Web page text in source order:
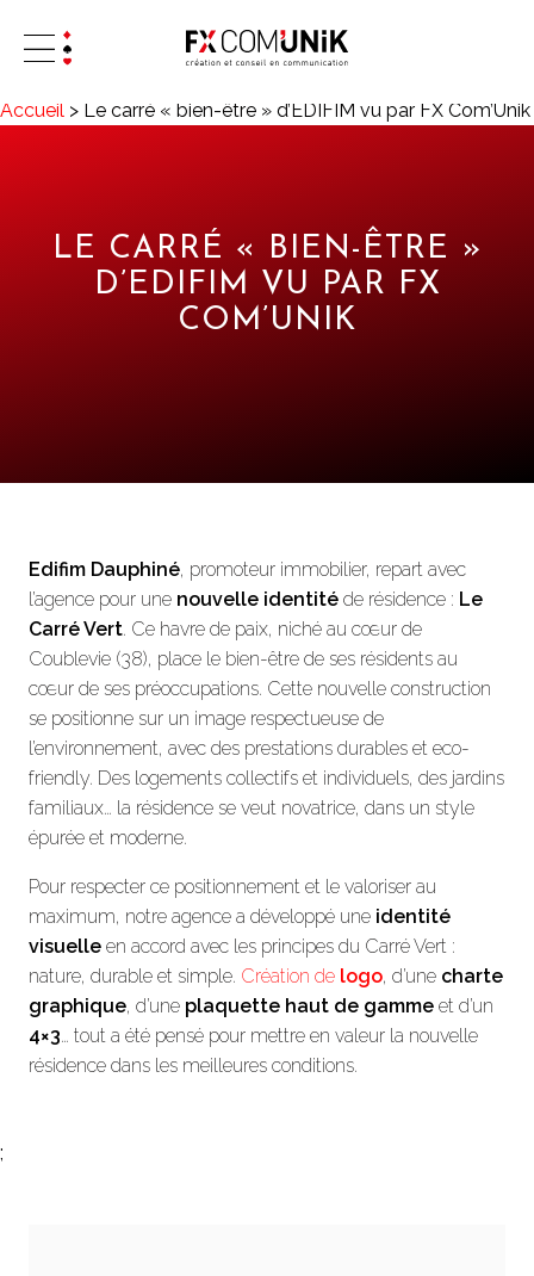
Accueil > Le carré « bien-être » d’EDIFIM vu par FX Com’Unik
LE CARRÉ « BIEN-ÊTRE »
D’EDIFIM VU PAR FX
COM’UNIK
Edifim Dauphiné, promoteur immobilier, repart avec
l’agence pour une nouvelle identité de résidence : Le
Carré Vert. Ce havre de paix, niché au cœur de
Coublevie (38), place le bien-être de ses résidents au
cœur de ses préoccupations. Cette nouvelle construction
se positionne sur un image respectueuse de
l’environnement, avec des prestations durables et eco-
friendly. Des logements collectifs et individuels, des jardins
familiaux… la résidence se veut novatrice, dans un style
épurée et moderne.
Pour respecter ce positionnement et le valoriser au
maximum, notre agence a développé une identité
visuelle en accord avec les principes du Carré Vert :
nature, durable et simple. Création de logo, d’une charte
graphique, d’une plaquette haut de gamme et d’un
4×3… tout a été pensé pour mettre en valeur la nouvelle
résidence dans les meilleures conditions.
;